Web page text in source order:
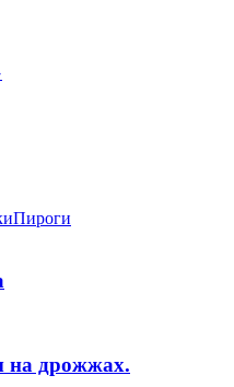
Пироги
дрожжах.